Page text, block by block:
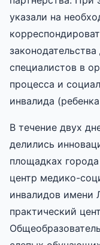
указали на
специалистов в
процесса и
инвалида
В течение двух
делились
площадках
центр медико-
инвалидов имени
практический